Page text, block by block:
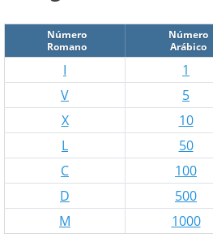
Número
Romano
Número
Arábico
I
1
V
5
X
10
L
50
C
100
D
500
M
1000